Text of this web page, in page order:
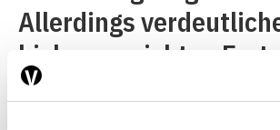
Allerdings
bisher erreichten
dass man bei der